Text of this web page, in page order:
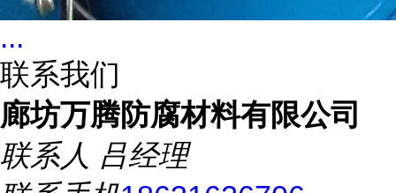
...
联系我们
廊坊万腾防腐材料有限公司
联系人 吕经理